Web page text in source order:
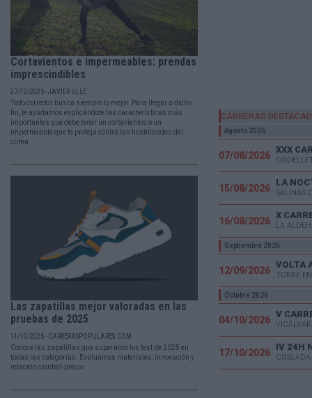
Cortavientos e impermeables: prendas
imprescindibles
27/12/2025 - JAVIER ULLÉ
Todo corredor busca siempre lo mejor. Para llegar a dicho
fin, te ayudamos explicándote las características más
importantes que debe tener un cortavientos o un
impermeable que te proteja contra las hostilidades del
clima.
Las zapatillas mejor valoradas en las
pruebas de 2025
11/10/2025 - CARRERASPOPULARES.COM
Conoce las zapatillas que superaron los test de 2025 en
todas las categorías. Evaluamos materiales, innovación y
relación calidad-precio
CARRERAS
Agosto 2026
07/08/2026
15/08/2026
LA
SALINAS
16/08/2026
X
LA
Septiembre 2026
12/09/2026
VOLTA
TORRE
Octubre 2026
04/10/2026
17/10/2026
IV 24H